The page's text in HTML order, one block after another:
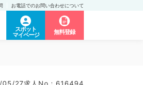
お電話でのお問い合わせについて
スポット
マイページ
無料登録
05/27求人No : 616494